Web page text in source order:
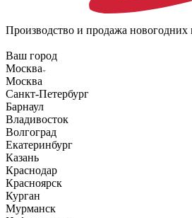
Производство и продажа новогодних
Ваш город
Москва
Москва
Санкт-Петербург
Барнаул
Владивосток
Волгоград
Екатеринбург
Казань
Краснодар
Красноярск
Курган
Мурманск